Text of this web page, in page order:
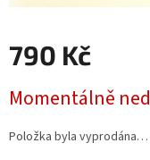
790 Kč
cena:
Momentálně
Položka byla vyprodána…